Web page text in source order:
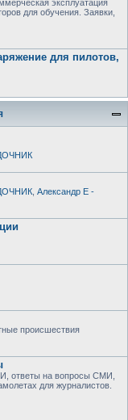
эксплуатация
для обучения. Заявки,
для пилотов,
Александр E -
происшествия
ответы на вопросы СМИ,
для журналистов.